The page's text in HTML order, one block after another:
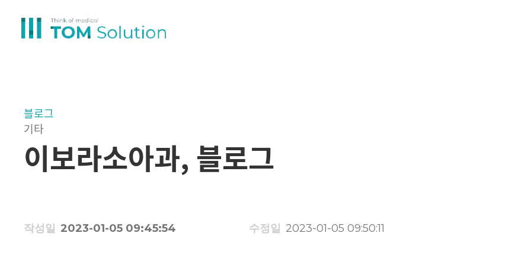
블로그
기타
이보라소아과, 블로그
작성일 2023-01-05 09:45:54 수정일 2023-01-05 09:50:11